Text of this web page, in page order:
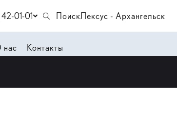
01-01 ПоискЛексус - Архангельск
Контакты